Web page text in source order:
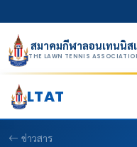
สมาคมกีฬาลอนเทนนิส
THE LAWN TENNIS
LTAT
ข่าวสาร